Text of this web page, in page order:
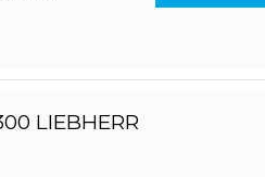
LIEBHERR